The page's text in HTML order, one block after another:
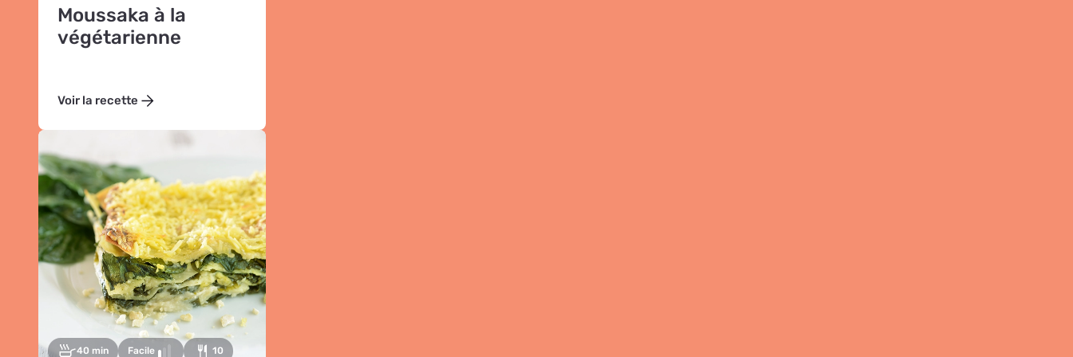
Moussaka à la
végétarienne
Voir la recette
40 min Facile 10